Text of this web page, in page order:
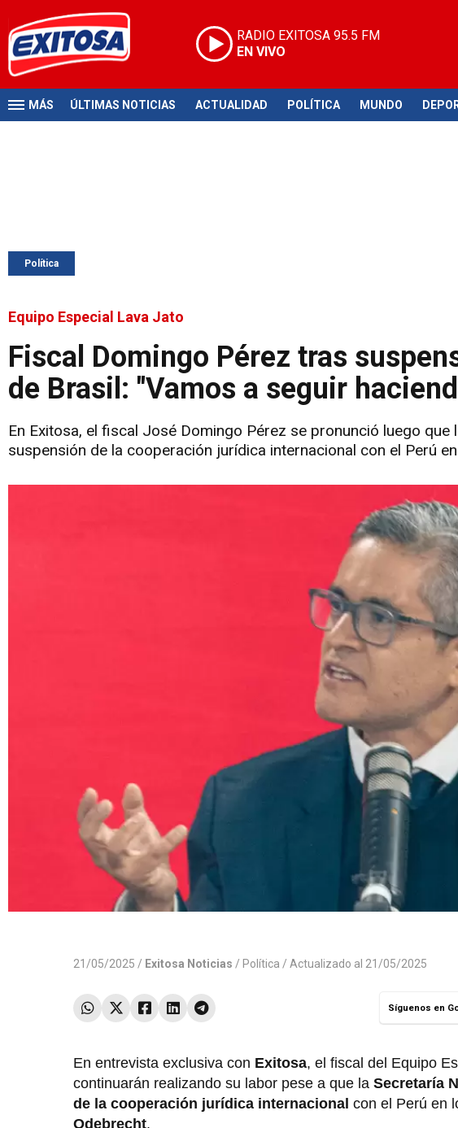
RADIO EXITOSA 95.5 FM
EN VIVO
MÁS ÚLTIMAS NOTICIAS ACTUALIDAD POLÍTICA MUNDO
Política
Equipo Especial Lava Jato
Fiscal Domingo Pérez tras
de Brasil: "Vamos a seguir
En Exitosa, el fiscal José Domingo Pérez se pronunció luego
suspensión de la cooperación jurídica internacional con el Perú
21/05/2025 / Exitosa Noticias / Política / Actualizado al 21/05/2025
Síguenos en
En entrevista exclusiva con Exitosa, el fiscal del Equipo
continuarán realizando su labor pese a que la Secretaría
de la cooperación jurídica internacional con el Perú en
Odebrecht.